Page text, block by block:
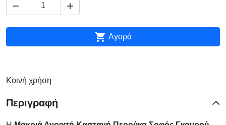
 
 Αγορά
Κοινή χρήση
Περιγραφή